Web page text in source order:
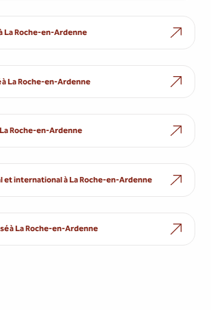
La Roche-en-Ardenne
La Roche-en-Ardenne
Roche-en-Ardenne
et international à La Roche-en-Ardenne
à La Roche-en-Ardenne